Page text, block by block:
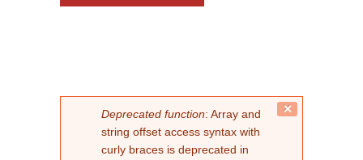
FEHLERMELDUNG
Deprecated function: Array and
string offset access syntax with
curly braces is deprecated in